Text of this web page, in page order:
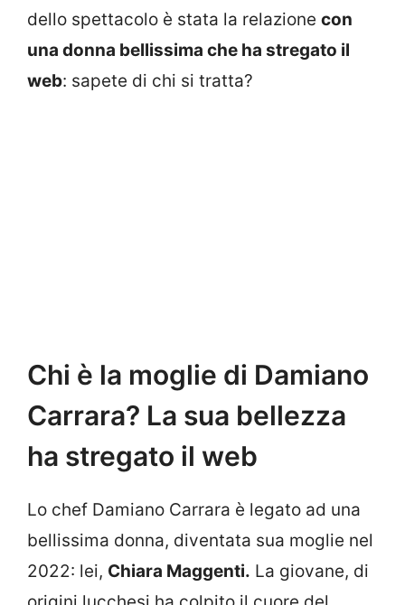
dello spettacolo è stata la relazione con
una donna bellissima che ha stregato il
web: sapete di chi si tratta?
Chi è la moglie di Damiano
Carrara? La sua bellezza
ha stregato il web
Lo chef Damiano Carrara è legato ad una
bellissima donna, diventata sua moglie nel
2022: lei, Chiara Maggenti. La giovane, di